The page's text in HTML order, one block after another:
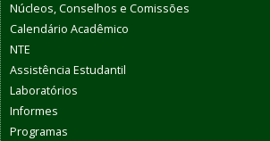
Núcleos, Conselhos e Comissões
Calendário Acadêmico
NTE
Assistência Estudantil
Laboratórios
Informes
Programas